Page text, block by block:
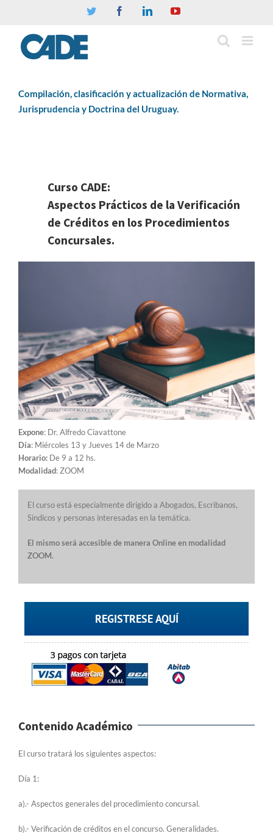
Twitter FacebookLinkedinYouTube
Compilación, clasificación y actualización de Normativa,
Jurisprudencia y Doctrina del Uruguay.
Curso CADE:
Aspectos Prácticos de la Verificación
de Créditos en los Procedimientos
Concursales.
Expone: Dr. Alfredo Ciavattone
Día: Miércoles 13 y Jueves 14 de Marzo
Horario: De 9 a 12 hs.
Modalidad: ZOOM
El curso está especialmente dirigido a Abogados, Escribanos,
Sindicos y personas interesadas en la temática.
El mismo será accesible de manera Online en modalidad
ZOOM.
REGISTRESE AQUÍ
Contenido Académico
El curso tratará los siguientes aspectos:
Día 1:
a).- Aspectos generales del procedimiento concursal.
b).- Verificación de créditos en el concurso. Generalidades.